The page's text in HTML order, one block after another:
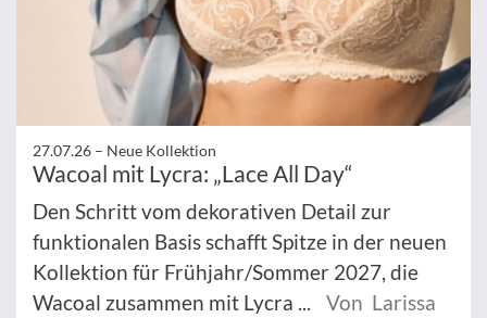
27.07.26 – Neue Kollektion
Wacoal mit Lycra: „Lace All Day“
Den Schritt vom dekorativen Detail zur
funktionalen Basis schafft Spitze in der neuen
Kollektion für Frühjahr/Sommer 2027, die
Wacoal zusammen mit Lycra ...
Von Larissa